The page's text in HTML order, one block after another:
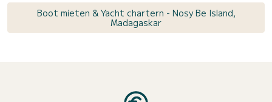
Boot mieten & Yacht chartern - Nosy Be Island,
Madagaskar